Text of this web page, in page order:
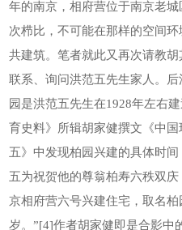
年的南京，相府营位于南京老
次栉比，不可能在那样的空间
共建筑。笔者就此又再次请教
联系、询问洪范五先生家人。
园是洪范五先生在1928年左右
育史料》所辑胡家健撰文《中
五》中发现柏园兴建的具体时
五为祝贺他的尊翁柏寿六秩双
京相府营六号兴建住宅，取名
岁。”[4]作者胡家健即是合影中